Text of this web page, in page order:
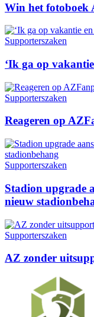
Win het fotoboek
Supporterszaken
‘Ik ga op
Supporterszaken
Reageren op
Supporterszaken
Stadion upgrade
nieuw
Supporterszaken
AZ zonder